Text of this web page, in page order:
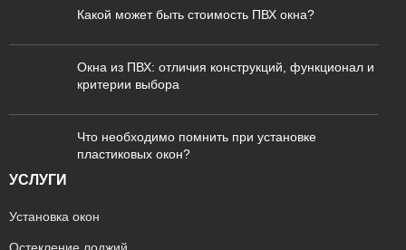
Какой может быть стоимость ПВХ окна?
Окна из ПВХ: отличия конструкций, функционал и
критерии выбора
Что необходимо помнить при установке
пластиковых окон?
УСЛУГИ
Установка окон